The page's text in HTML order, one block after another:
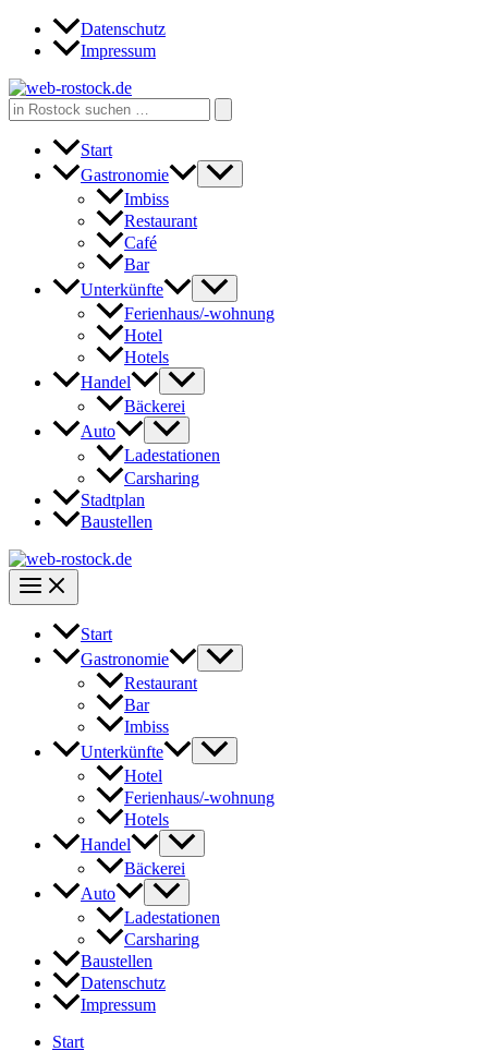
Zum
Inhalt
Datenschutz
Impressum
Search
for:
Start
Gastronomie
Imbiss
Restaurant
Café
Bar
Unterkünfte
Ferienhaus/-wohnung
Hotel
Hotels
Handel
Bäckerei
Auto
Ladestationen
Carsharing
Stadtplan
Baustellen
Start
Gastronomie
Restaurant
Bar
Imbiss
Unterkünfte
Hotel
Ferienhaus/-wohnung
Hotels
Handel
Bäckerei
Auto
Ladestationen
Carsharing
Baustellen
Datenschutz
Impressum
Start